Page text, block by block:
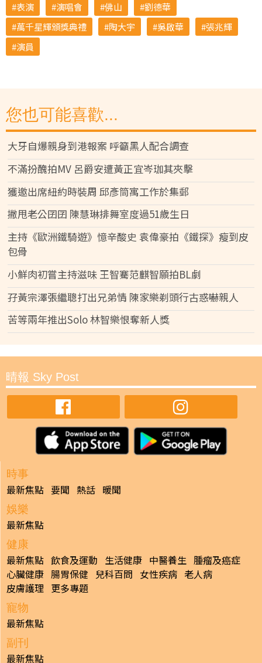
表演 演唱會 佛山
劉德華
萬千星輝頒獎典禮
陶大宇 吳啟華
張兆輝
演員
您也可能喜歡...
大牙自爆親身到港報案 呼籲黑人配合調查
不滿扮醜拍MV 呂爵安遭黃正宜岑珈其夾擊
獲邀出席紐約時裝周 邱彥筒寓工作於集郵
撇甩老公囝囝 陳慧琳排舞室度過51歲生日
主持《歐洲鐵騎遊》憶辛酸史 袁偉豪拍《鐵探》瘦到皮
包骨
小鮮肉初嘗主持滋味 王智騫范麒智願拍BL劇
孖黃宗澤張繼聰打出兄弟情 陳家樂剃頭行古惑嚇親人
苦等兩年推出Solo 林智樂恨奪新人獎
晴報 Sky Post
時事
最新焦點 要聞 熱話 暖聞
娛樂
最新焦點
健康
最新焦點 飲食及運動 生活健康 中醫養生 腫瘤及癌症
心臟健康 腸胃保健 兒科百問 女性疾病 老人病
皮膚護理 更多專題
寵物
最新焦點
副刊
最新焦點